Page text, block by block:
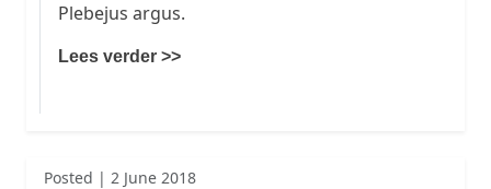
Plebejus argus.
Lees verder >>
Posted | 2 June 2018